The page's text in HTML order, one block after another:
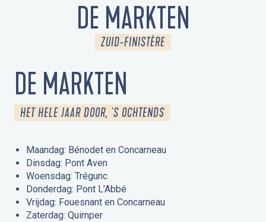
DE MARKTEN
ZUID-FINISTÈRE
DE MARKTEN
HET HELE JAAR DOOR, 'S OCHTENDS
Maandag: Bénodet en Concarneau
Dinsdag: Pont Aven
Woensdag: Trégunc
Donderdag: Pont L’Abbé
Vrijdag: Fouesnant en Concarneau
Zaterdag: Quimper